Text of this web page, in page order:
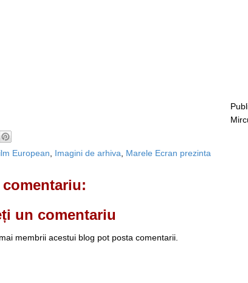
European Imagini de arhiva Marele Ecran prezinta
un comentariu
membrii acestui blog pot posta comentarii.